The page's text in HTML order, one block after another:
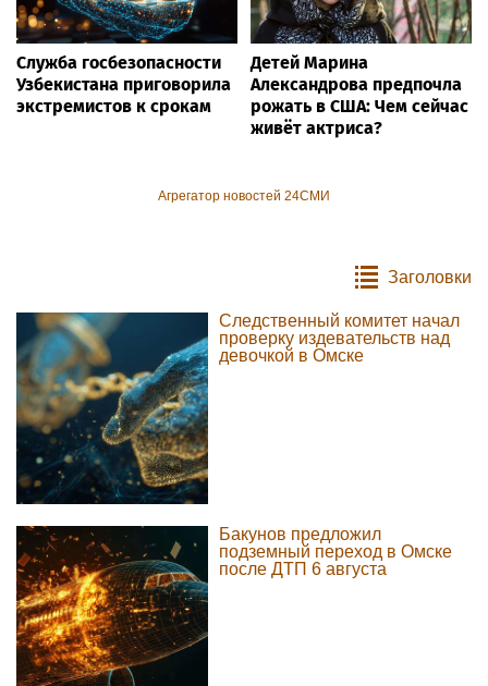
Служба госбезопасности
Узбекистана приговорила
экстремистов к срокам
Детей Марина
Александрова предпочла
рожать в США: Чем сейчас
живёт актриса?
Агрегатор новостей 24СМИ
Заголовки
Следственный комитет начал
проверку издевательств над
девочкой в Омске
Бакунов предложил
подземный переход в Омске
после ДТП 6 августа